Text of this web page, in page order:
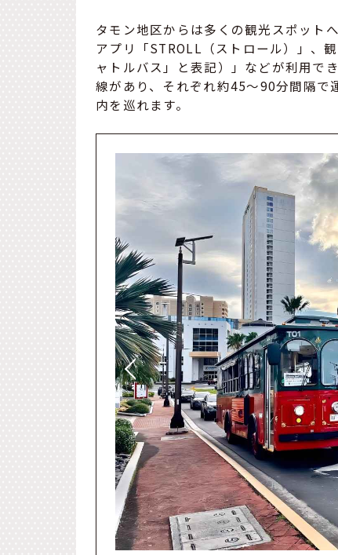
タモン地区からは多くの観光スポット
アプリ「STROLL（ストロール）」、
ャトルバス」と表記）」などが利用で
線があり、それぞれ約45〜90分間隔で
内を巡れます。